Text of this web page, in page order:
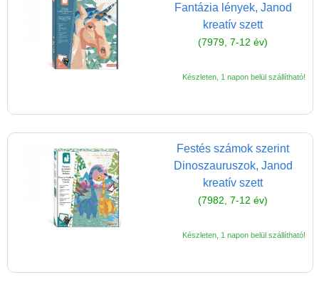
Fantázia lények, Janod
kreatív szett
(7979, 7-12 év)
Készleten, 1 napon belül szállítható!
Festés számok szerint
Dinoszauruszok, Janod
kreatív szett
(7982, 7-12 év)
Készleten, 1 napon belül szállítható!
Tanulást segítő játék
Úti játékok, Utazó játékok
CSAK NÁLUNK - Egyedi
játékok